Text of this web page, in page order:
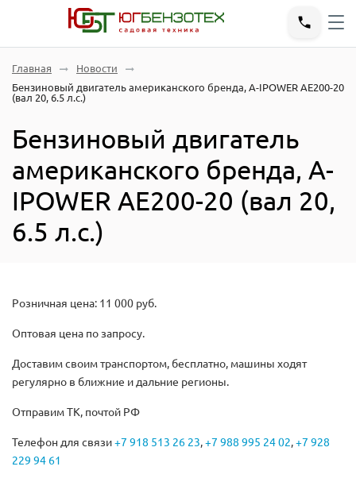
Главная
Новости
Бензиновый двигатель американского бренда, A-IPOWER AE200-20
(вал 20, 6.5 л.с.)
Бензиновый двигатель
американского бренда, A-
IPOWER AE200-20 (вал 20,
6.5 л.с.)
Розничная цена: 11 000 руб.
Оптовая цена по запросу.
Доставим своим транспортом, бесплатно, машины ходят
регулярно в ближние и дальние регионы.
Отправим ТК, почтой РФ
Телефон для связи+7 918 513 26 23,+7 988 995 24 02,+7 928
229 94 61